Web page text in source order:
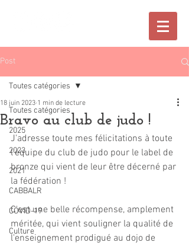
Post
Toutes catégories
2025
2023
2021
CABBALR
COVID-19
Culture
Toutes catégories
Bravo au club de judo !
18 juin 2023 1 min de lecture
J'adresse toute mes félicitations à toute
l'équipe du club de judo pour le label de
bronze qui vient de leur être décerné par
la fédération !
C'est une belle récompense, amplement
méritée, qui vient souligner la qualité de
l'enseignement prodigué au dojo de